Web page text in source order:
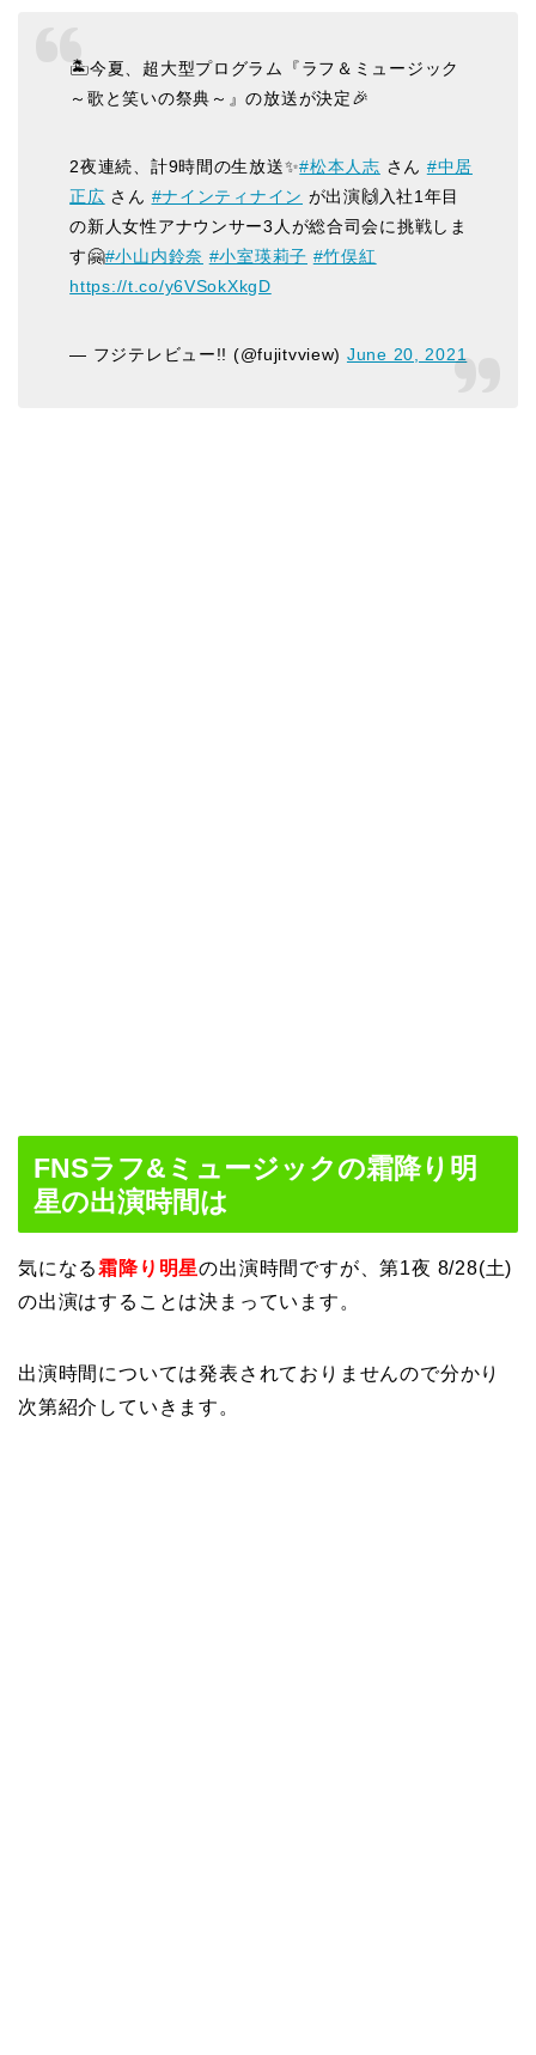
🏝️今夏、超大型プログラム『ラフ＆ミュージック
～歌と笑いの祭典～』の放送が決定🎉
2夜連続、計9時間の生放送✨#松本人志 さん #中居
正広 さん #ナインティナイン が出演🙌入社1年目
の新人女性アナウンサー3人が総合司会に挑戦しま
す🤗#小山内鈴奈 #小室瑛莉子 #竹俣紅
https://t.co/y6VSokXkgD
— フジテレビュー!! (@fujitvview) June 20, 2021
FNSラフ&ミュージックの霜降り明
星の出演時間は
気になる霜降り明星の出演時間ですが、第1夜 8/28(土)
の出演はすることは決まっています。
出演時間については発表されておりませんので分かり
次第紹介していきます。